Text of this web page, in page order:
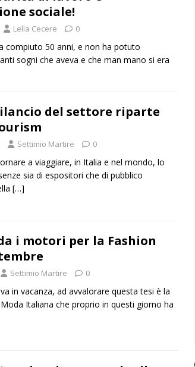
sociale!
Lella Cecere 0
compiuto 50 anni, e non ha potuto
sogni che aveva e che man mano si era
del settore riparte
Settimio Martire 0
a viaggiare, in Italia e nel mondo, lo
sia di espositori che di pubblico
[…]
i motori per la Fashion
Settimio Martire 0
in vacanza, ad avvalorare questa tesi è la
Italiana che proprio in questi giorno ha